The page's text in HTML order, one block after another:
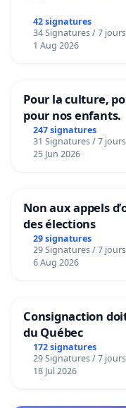
42 signatures
34 Signatures / 7 jours
1 Aug 2026
Pour la culture,
pour nos enfants.
247 signatures
31 Signatures / 7 jours
25 Jun 2026
Non aux appels
des élections
29 signatures
29 Signatures / 7 jours
6 Aug 2026
Consignaction
du Québec
172 signatures
29 Signatures / 7 jours
18 Jul 2026